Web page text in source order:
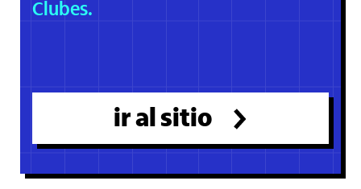
Clubes.
ir al sitio